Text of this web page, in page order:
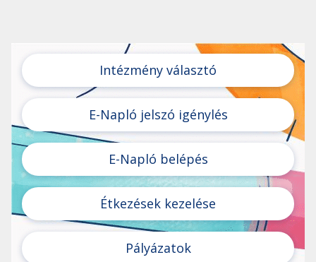
Intézmény választó
E-Napló jelszó igénylés
E-Napló belépés
Étkezések kezelése
Pályázatok